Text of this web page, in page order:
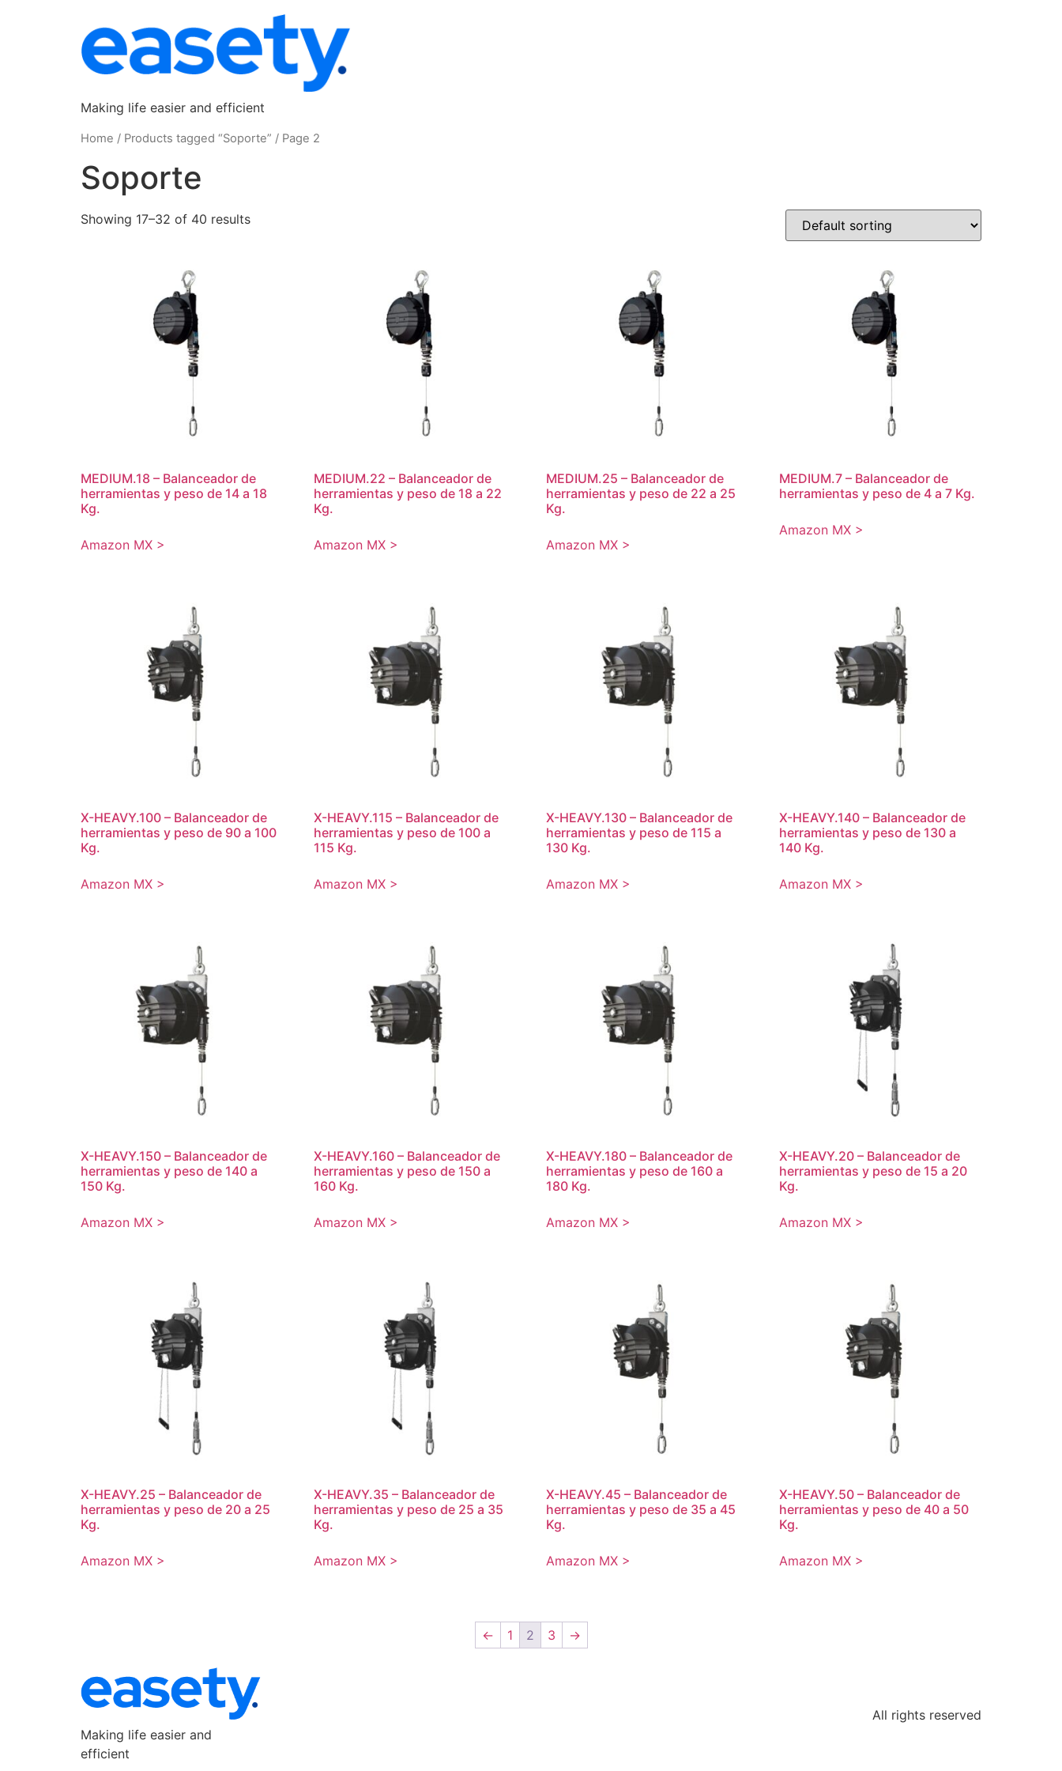
Making life easier and efficient
Home / Products tagged “Soporte” / Page 2
Soporte
Showing 17–32 of 40 results
MEDIUM.18 – Balanceador de
herramientas y peso de 14 a 18
Kg.
Amazon MX >
MEDIUM.22 – Balanceador de
herramientas y peso de 18 a 22
Kg.
Amazon MX >
MEDIUM.25 – Balanceador de
herramientas y peso de 22 a 25
Kg.
Amazon MX >
MEDIUM.7 – Balanceador de
herramientas y peso de 4 a 7 Kg.
Amazon MX >
X-HEAVY.100 – Balanceador de
herramientas y peso de 90 a 100
Kg.
Amazon MX >
X-HEAVY.115 – Balanceador de
herramientas y peso de 100 a
115 Kg.
Amazon MX >
X-HEAVY.130 – Balanceador de
herramientas y peso de 115 a
130 Kg.
Amazon MX >
X-HEAVY.140 – Balanceador de
herramientas y peso de 130 a
140 Kg.
Amazon MX >
X-HEAVY.150 – Balanceador de
herramientas y peso de 140 a
150 Kg.
Amazon MX >
X-HEAVY.160 – Balanceador de
herramientas y peso de 150 a
160 Kg.
Amazon MX >
X-HEAVY.180 – Balanceador de
herramientas y peso de 160 a
180 Kg.
Amazon MX >
X-HEAVY.20 – Balanceador de
herramientas y peso de 15 a 20
Kg.
Amazon MX >
X-HEAVY.25 – Balanceador de
herramientas y peso de 20 a 25
Kg.
Amazon MX >
X-HEAVY.35 – Balanceador de
herramientas y peso de 25 a 35
Kg.
Amazon MX >
X-HEAVY.45 – Balanceador de
herramientas y peso de 35 a 45
Kg.
Amazon MX >
X-HEAVY.50 – Balanceador de
herramientas y peso de 40 a 50
Kg.
Amazon MX >
← 1 2 3 →
Making life easier and
efficient
All rights reserved